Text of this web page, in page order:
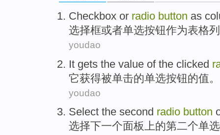
Checkbox or radio button as
选择框或者单选按钮作为表格列
youdao
It gets the value ofthe clicked
它获得被单击的单选按钮的值。
youdao
Select the second radio button
选择下一个面板上的第二个单选